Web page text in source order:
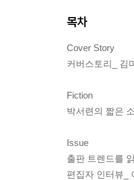
목차
Cover Story
커버스토리_ 김
Fiction
박서련의 짧은
Issue
출판 트렌드를
편집자 인터뷰_